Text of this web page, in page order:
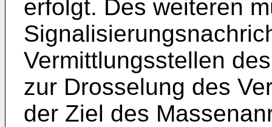
erfolgt. Des weiteren
Vermittlungsstellen
zur Drosselung des
der Ziel des